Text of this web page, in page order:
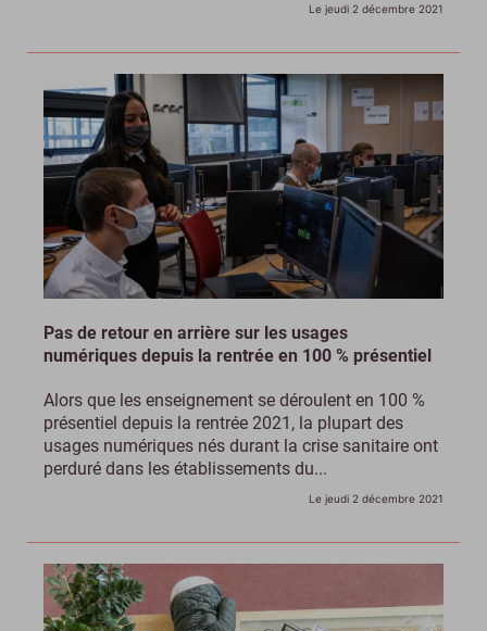
Le jeudi 2 décembre 2021
Pas de retour en arrière sur les usages
numériques depuis la rentrée en 100 % présentiel
Alors que les enseignement se déroulent en 100 %
présentiel depuis la rentrée 2021, la plupart des
usages numériques nés durant la crise sanitaire ont
perduré dans les établissements du...
Le jeudi 2 décembre 2021